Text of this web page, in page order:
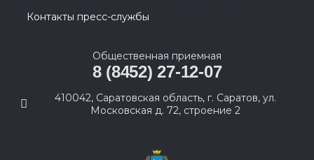
Контакты пресс-службы
Общественная приемная
8 (8452) 27-12-07
410042, Саратовская область, г. Саратов, ул.
Московская д. 72, строение 2